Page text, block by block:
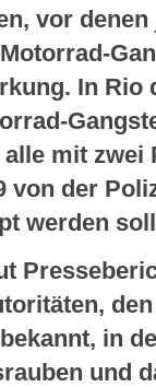
vor
In Rio
mit zwei
von der
werden
in
und